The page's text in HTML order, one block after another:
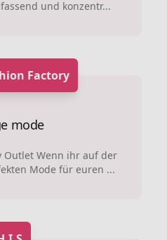
und konzentr...
Factory
mode
Outlet Wenn ihr auf der
Mode für euren ...